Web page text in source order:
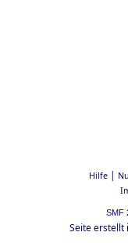
Hilfe|
SMF
Seite erstellt